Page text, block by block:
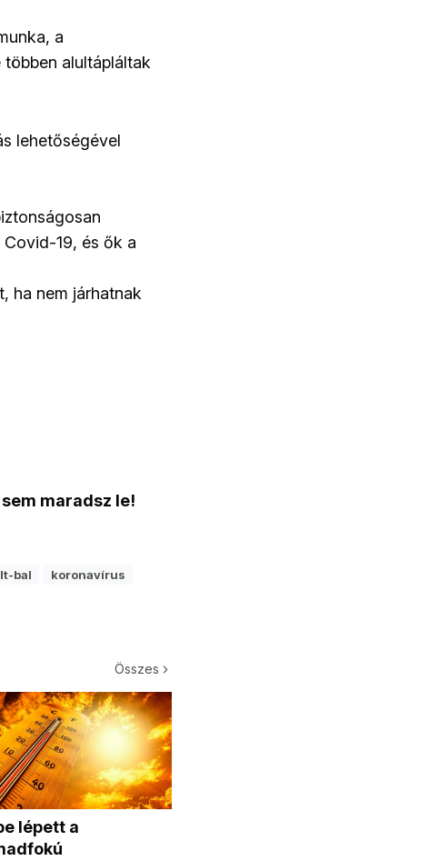
a
alultápláltak
lehetőségével
19, és ők a
ha nem járhatnak
maradsz le!
bal koronavírus
Összes
lépett a